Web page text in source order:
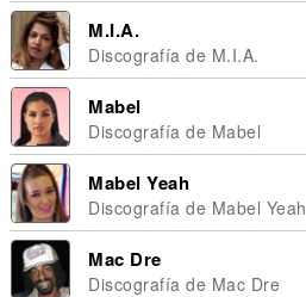
M.I.A.
Discografía de M.I.A.
Mabel
Discografía de Mabel
Mabel Yeah
Discografía de Mabel Yeah
Mac Dre
Discografía de Mac Dre